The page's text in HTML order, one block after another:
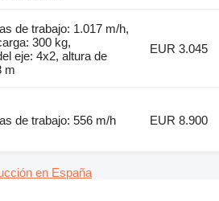
de trabajo: 1.017 m/h,
300 kg,
eje: 4x2, altura de
m
EUR 3.045
de trabajo: 556 m/h EUR 8.900
en España